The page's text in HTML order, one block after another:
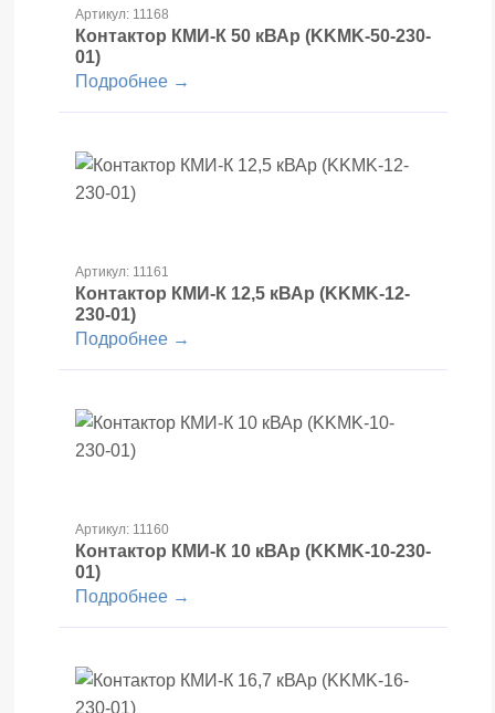
Артикул: 11168
Контактор КМИ-К 50 кВАр (KKMK-50-230-
01)
Подробнее →
Артикул: 11161
Контактор КМИ-К 12,5 кВАр (KKMK-12-
230-01)
Подробнее →
Артикул: 11160
Контактор КМИ-К 10 кВАр (KKMK-10-230-
01)
Подробнее →